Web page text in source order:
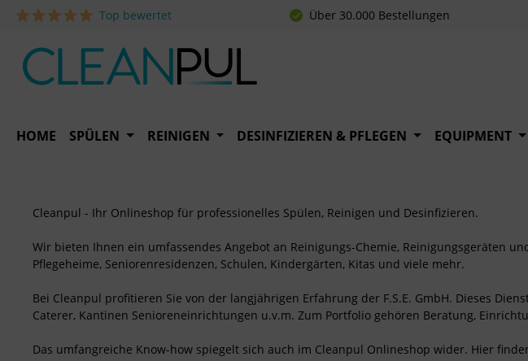
Hauptinhalt springen
Zur Suche springen
Zur Hauptnavigation springen
Top bewertet Über 30.000 Bestellungen
HOME SPÜLEN REINIGEN DESINFIZIEREN & PFLEGEN EQUIPMENT
Cleanpul - Ihr Onlineshop für professionelles Spülen, Reinigen und Desinfizieren.
Wir bieten Ihnen ein umfassendes Angebot an Reinigungs-Chemie, Reinigungsgeräten
Pflegeheime, Seniorenresidenzen, Schulen, Kindergärten, Kitas und viele mehr.
Bei Cleanpul profitieren Sie von der langjährigen Erfahrung der F.S.E. GmbH. Dieses
Caterer, Kantinen Senioreneinrichtungen u.v.m. Zum Portfolio gehören Beratung,
Das umfangreiche Know-how spiegelt sich auch im Cleanpul Onlineshop wider. Hier